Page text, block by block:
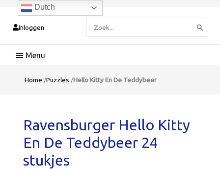
Inloggen
naar:
Hoofdmenu
Home /Puzzles /Hello Kitty En De Teddybeer
Ravensburger Hello Kitty
En De Teddybeer 24
stukjes
Dutch